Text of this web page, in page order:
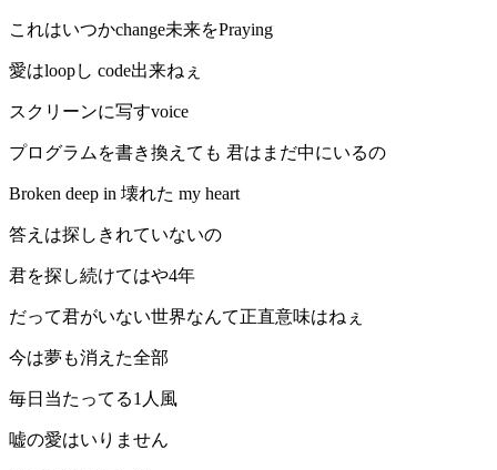
これはいつかchange未来をPraying
愛はloopし code出来ねぇ
スクリーンに写すvoice
プログラムを書き換えても 君はまだ中にいるの
Broken deep in 壊れた my heart
答えは探しきれていないの
君を探し続けてはや4年
だって君がいない世界なんて正直意味はねぇ
今は夢も消えた全部
毎日当たってる1人風
嘘の愛はいりません